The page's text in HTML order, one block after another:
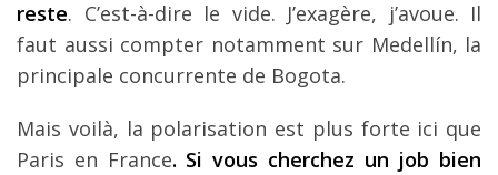
reste. C’est-à-dire le vide. J’exagère, j’avoue. Il
faut aussi compter notamment sur Medellín, la
principale concurrente de Bogota.
Mais voilà, la polarisation est plus forte ici que
Paris en France. Si vous cherchez un job bien